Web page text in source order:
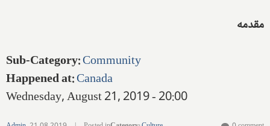
مقدمه
Sub-Category:Community
Happened at:Canada
Wednesday, August 21, 2019 - 20:00